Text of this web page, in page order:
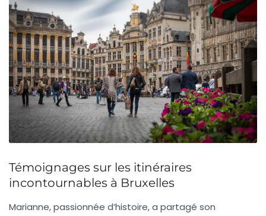
Témoignages sur les itinéraires
incontournables à Bruxelles
Marianne, passionnée d’histoire, a partagé son